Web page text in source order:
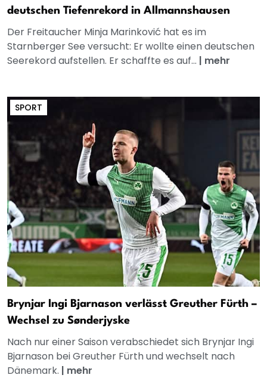
deutschen Tiefenrekord in Allmannshausen
Der Freitaucher Minja Marinković hat es im
Starnberger See versucht: Er wollte einen deutschen
Seerekord aufstellen. Er schaffte es auf... | mehr
SPORT
Brynjar Ingi Bjarnason verlässt Greuther Fürth –
Wechsel zu Sønderjyske
Nach nur einer Saison verabschiedet sich Brynjar Ingi
Bjarnason bei Greuther Fürth und wechselt nach
Dänemark. | mehr